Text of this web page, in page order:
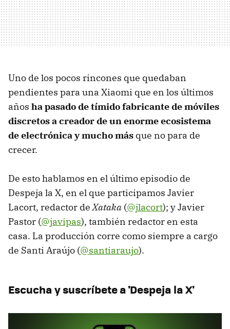
Uno de los pocos rincones que quedaban
pendientes para una Xiaomi que en los últimos
años ha pasado de tímido fabricante de móviles
discretos a creador de un enorme ecosistema
de electrónica y mucho más que no para de
crecer.
De esto hablamos en el último episodio de
Despeja la X, en el que participamos Javier
Lacort, redactor deXataka (@jlacort); y Javier
Pastor (@javipas), también redactor en esta
casa. La producción corre como siempre a cargo
de Santi Araújo (@santiaraujo).
Escucha y suscríbete a 'Despeja la X'